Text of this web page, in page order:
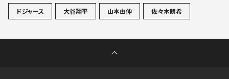
ドジャース 大谷翔平 山本由伸 佐々木朗希